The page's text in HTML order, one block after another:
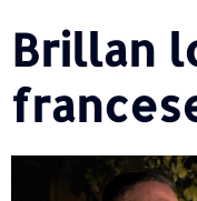
Brillan